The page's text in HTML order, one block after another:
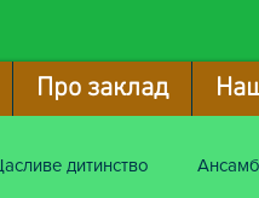
Про заклад
дитинство